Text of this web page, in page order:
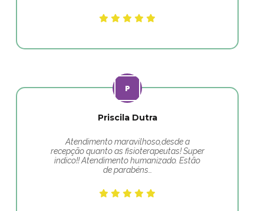
Priscila Dutra
Atendimento maravilhoso,desde a
recepção quanto as fisioterapeutas! Super
indico!! Atendimento humanizado. Estão
de parabéns…